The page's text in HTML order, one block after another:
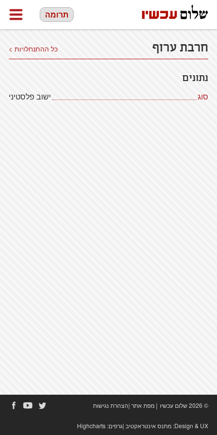
תרומה
חרבת ערוף כל ההתנחלויות >
נתונים
סוג ישוב פלסטיני
© 2026 שלום עכשיו | מפת אתר|הצהרת נגישות
Design & UX: מתנס אינטראקטיב|גרפים: Highcharts